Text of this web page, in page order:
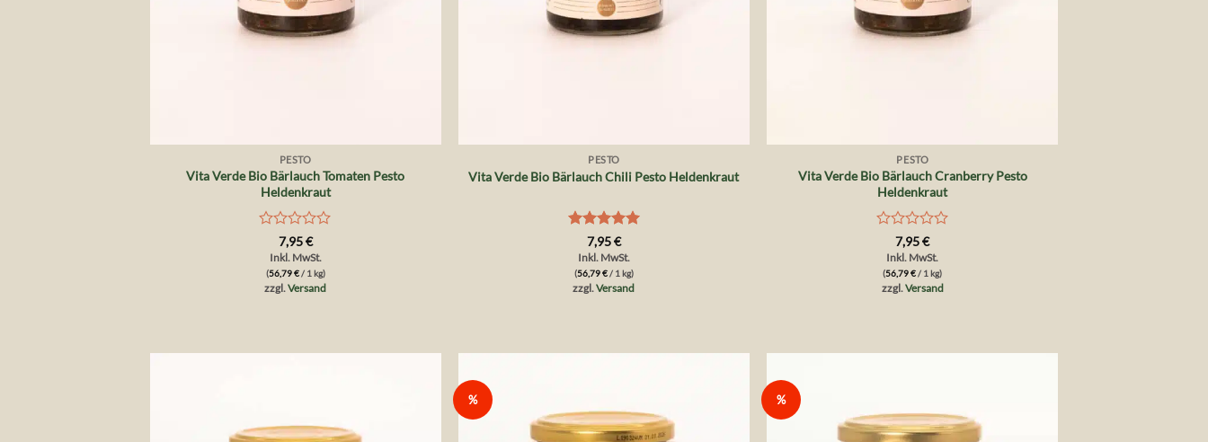
PESTO
Vita Verde Bio Bärlauch Tomaten Pesto
Heldenkraut
Bewertet
mit
von
5
7,95€
Inkl. MwSt.
(56,79€/ 1 kg)
zzgl.Versand
PESTO
Vita Verde Bio Bärlauch Chili Pesto Heldenkraut
Bewertet
mit5 von
7,95€
Inkl. MwSt.
(56,79€/ 1 kg)
zzgl.Versand
PESTO
Vita Verde Bio Bärlauch Cranberry Pesto
Heldenkraut
Bewertet
mit
von
5
7,95€
Inkl. MwSt.
(56,79€/ 1 kg)
zzgl. Versand
% %